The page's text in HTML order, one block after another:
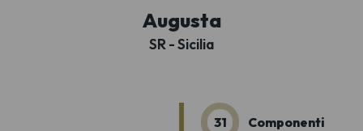
Augusta
SR - Sicilia
31 Componenti